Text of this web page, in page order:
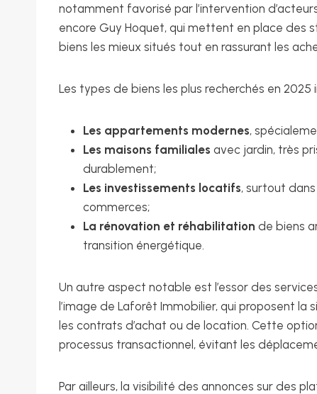
notamment favorisé par l’intervention
encore Guy Hoquet, qui mettent en place des
biens les mieux situés tout en rassurant les
Les types de biens les plus recherchés en 2025
Les appartements modernes,
Les maisons familiales avec jardin, très
durablement;
Les investissements locatifs, surtout
commerces;
La rénovation et réhabilitation de biens
transition énergétique.
Un autre aspect notable est l’essor des
l’image de Laforêt Immobilier, qui proposent
les contrats d’achat ou de location. Cette
processus transactionnel, évitant les
Par ailleurs, la visibilité des annonces sur des